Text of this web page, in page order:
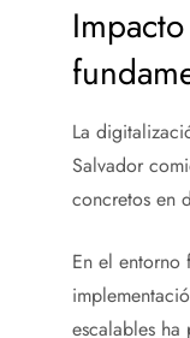
La
Salvador
concretos en
En el
escalables